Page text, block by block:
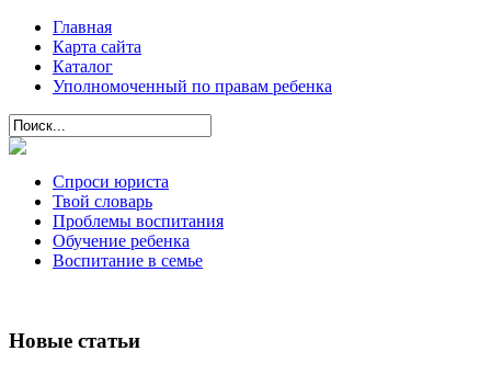
Главная
Карта сайта
Каталог
Уполномоченный по правам ребенка
Спроси юриста
Твой словарь
Проблемы воспитания
Обучение ребенка
Воспитание в семье
Новые статьи